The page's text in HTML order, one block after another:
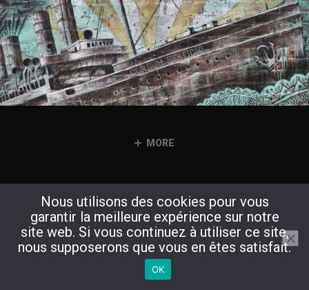
MORE
Copyright © 2024 Alexandre Badot. Tous droits réservés.
Nous utilisons des cookies pour vous
garantir la meilleure expérience sur notre
site web. Si vous continuez à utiliser ce site,
nous supposerons que vous en êtes satisfait.
OK